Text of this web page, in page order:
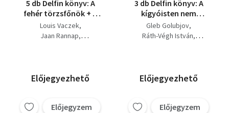
5 db Delfin könyv: A
fehér törzsfőnök + A
Hudson vándora + Az
indián bosszúja + Az
Louis Vaczek
Jaan Rannap
Előjegyezhető
Előjegyzem
3 db Delfin könyv: A
kígyóisten nem
válaszol - A tengeri
kígyó - Az utolsó
Gleb Golubjov
Ráth-Végh István
Előjegyezhető
Előjegyzem